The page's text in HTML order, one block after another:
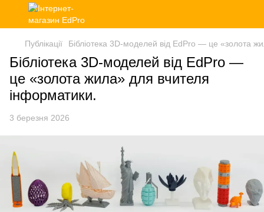
Публікації Бібліотека 3D-моделей від EdPro — це «золота
Бібліотека 3D-моделей від EdPro —
це «золота жила» для вчителя
інформатики.
3 березня 2026